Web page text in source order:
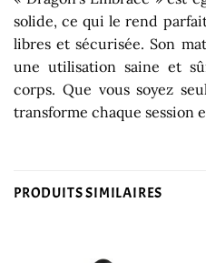
solide, ce qui le rend
libres et sécurisée. Son
une utilisation saine et
corps. Que vous soyez
transforme chaque session
PRODUITS SIMILAIRES